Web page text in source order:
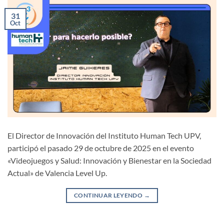
31
Oct
El Director de Innovación del Instituto Human Tech UPV,
participó el pasado 29 de octubre de 2025 en el evento
«Videojuegos y Salud: Innovación y Bienestar en la Sociedad
Actual» de Valencia Level Up.
CONTINUAR LEYENDO →